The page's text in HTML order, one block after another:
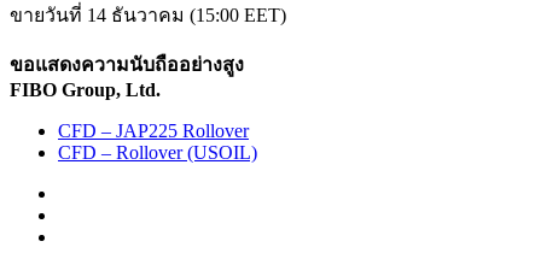
ขายวันที่ 14 ธันวาคม (15:00 EET)
ขอแสดงความนับถืออย่างสูง
FIBO Group, Ltd.
CFD – JAP225 Rollover
CFD – Rollover (USOIL)